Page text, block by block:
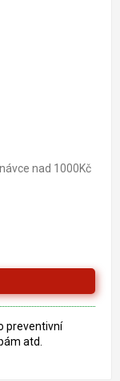
nad 1000Kč
preventivní
atd.